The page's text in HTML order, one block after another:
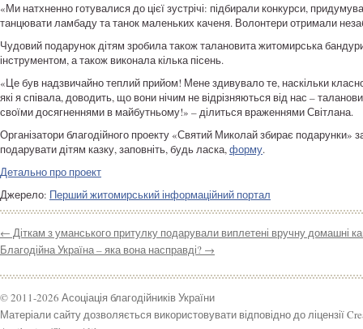
«Ми натхненно готувалися до цієї зустрічі: підбирали конкурси,
танцювати ламбаду та танок маленьких каченя. Волонтери отримали
Чудовий подарунок дітям зробила також талановита житомирська
інструментом, а також виконала кілька пісень.
«Це був надзвичайно теплий прийом! Мене здивувало те, наскільки
які я співала, доводить, що вони нічим не відрізняються від нас –
своїми досягненнями в майбутньому!» – ділиться враженнями Світлана.
Організатори благодійного проекту «Святий Миколай збирає
подарувати дітям казку, заповніть, будь ласка,форму.
Детально про проект
Джерело: Перший житомирський інформаційний портал
← Діткам з уманського притулку подарували виплетені вручну домашні
Благодійна Україна – яка вона насправді? →
© 2011-2026 Асоціація благодійників України
Матеріали сайту дозволяється використовувати відповідно до ліцензії